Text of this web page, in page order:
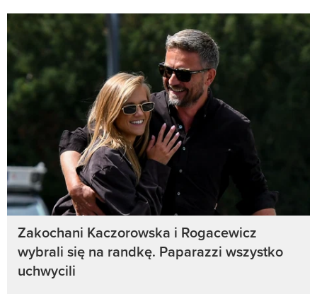
Zakochani Kaczorowska i Rogacewicz
wybrali się na randkę. Paparazzi wszystko
uchwycili